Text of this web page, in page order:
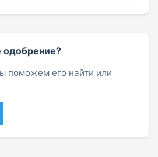
поможем его найти или